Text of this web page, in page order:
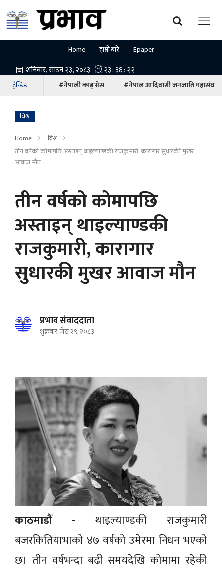
Home हाम्रो बारे Epaper
ट्रेन्डिङ #नेपाली काङ्ग्रेस #नेपाल आदिवासी जनजाति महासंघ
विश्व
Home
विश्व
तीन वर्षको कोमापछि अस्ताइन् थाइल्याण्डकी राजकुमारी, कारागार सुधारकी मुखर
आवाज मौन
तीन वर्षको कोमापछि
अस्ताइन् थाइल्याण्डकी
राजकुमारी, कारागार
सुधारकी मुखर आवाज मौन
प्रभाव संवाददाता
शुक्रबार, जेठ २९, २०८३
काठमाडौं- थाइल्याण्डकी राजकुमारी
बजरकितियाभाको ४७ वर्षको उमेरमा निधन भएको
छ। तीन वर्षभन्दा बढी समयदेखि कोमामा रहेकी